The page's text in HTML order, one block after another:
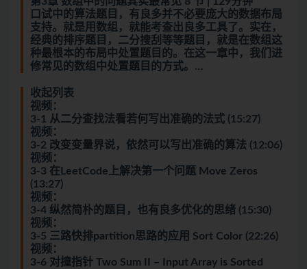
口试中的算法题目，有良多并不必要庞大的数据布局
支持。就是用数组，就能考查出良多工具了。实在，
经典的排序题目，二分搜刮等等题目，就是在数组这
种最根本的布局中处置题目的。在这一章中，我们进
修常见的数组中处置题目的方式。…
收起列表
视频：
3-1 从二分查找法看若何写出准确的法式 (15:27)
视频：
3-2 改变变量界说，依然可以写出准确的算法 (12:06)
视频：
3-3 在LeetCode上解决第一个问题 Move Zeros
(13:27)
视频：
3-4 纵然简朴的题目，也有良多优化的思绪 (15:30)
视频：
3-5 三路快排partition思路的应用 Sort Color (22:26)
视频：
3-6 对撞指针 Two Sum II – Input Array is Sorted